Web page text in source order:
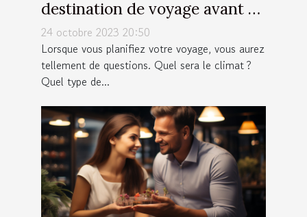
destination de voyage avant de
partir ?
24 octobre 2023 20:50
Lorsque vous planifiez votre voyage, vous aurez
tellement de questions. Quel sera le climat ?
Quel type de...